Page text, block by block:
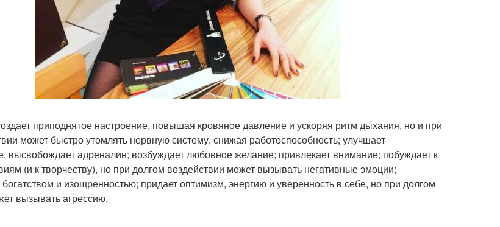
приподнятое настроение, повышая кровяное давление и ускоряя ритм дыхания, но и при
может быстро утомлять нервную систему, снижая работоспособность; улучшает
высвобождает адреналин; возбуждает любовное желание; привлекает внимание; побуждает к
(и к творчеству), но при долгом воздействии может вызывать негативные эмоции;
богатством и изощренностью; придает оптимизм, энергию и уверенность в себе, но при долгом
вызывать агрессию.